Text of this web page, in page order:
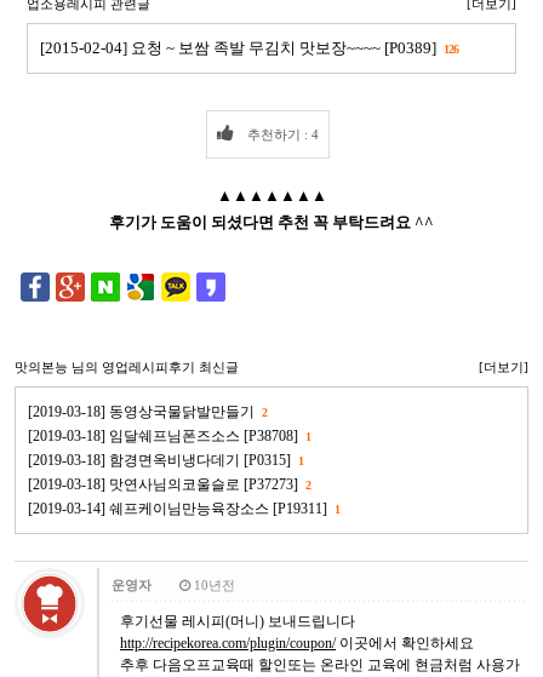
업소용레시피 관련글 [더보기]
[2015-02-04] 요청 ~ 보쌈 족발 무김치 맛보장~~~~ [P0389] 126
추천하기 : 4
▲▲▲▲▲▲▲
후기가 도움이 되셨다면 추천 꼭 부탁드려요 ^^
맛의본능 님의 영업레시피후기 최신글 [더보기]
[2019-03-18] 동영상국물닭발만들기 2
[2019-03-18] 임달쉐프님폰즈소스 [P38708] 1
[2019-03-18] 함경면옥비냉다데기 [P0315] 1
[2019-03-18] 맛연사님의코울슬로 [P37273] 2
[2019-03-14] 쉐프케이님만능육장소스 [P19311] 1
운영자 10년전
후기선물 레시피(머니) 보내드립니다
http://recipekorea.com/plugin/coupon/이곳에서 확인하세요
추후 다음오프교육때 할인또는 온라인 교육에 현금처럼 사용가